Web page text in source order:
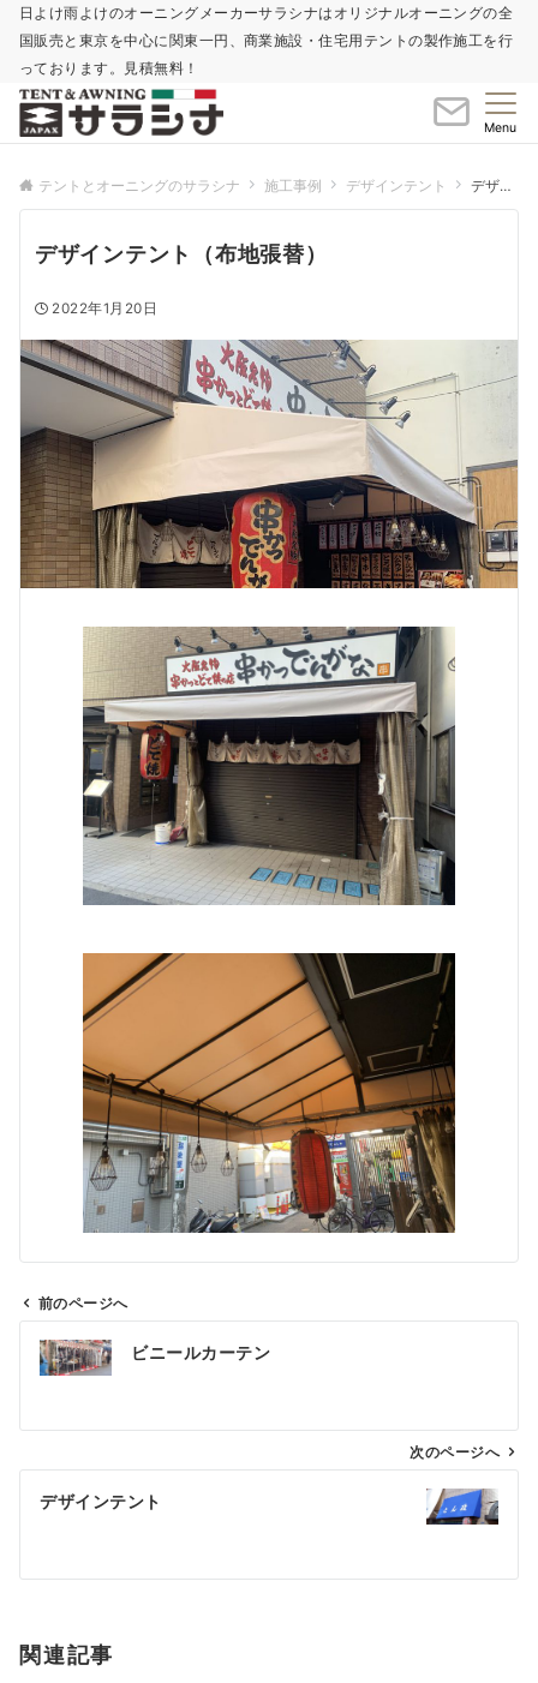
日よけ雨よけのオーニングメーカーサラシナはオリジナルオーニングの全
国販売と東京を中心に関東一円、商業施設・住宅用テントの製作施工を行
っております。見積無料！
Menu
テントとオーニングのサラシナ 施工事例 デザインテント デザインテント（布地張替）
デザインテント（布地張替）
2022年1月20日
ン
前のページへ
ビニールカーテン
次のページへ
デザインテント
関連記事